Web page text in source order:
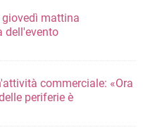
mattina
dell'evento
commerciale: «Ora
periferie è